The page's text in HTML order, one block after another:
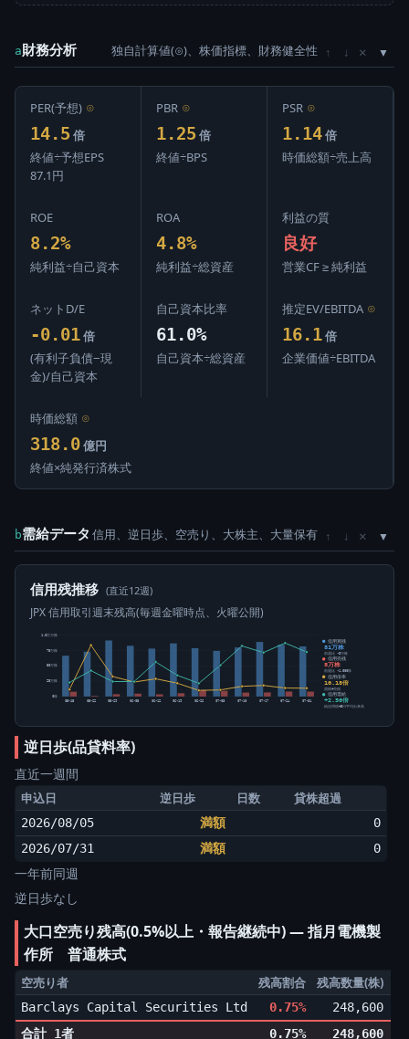
a財務分析 独自計算値(⊙)、株価指標、財務健全性 ↑ ↓ ×
PER(予想) ⊙
14.5 倍
終値÷予想EPS
87.1円
PBR ⊙
1.25 倍
終値÷BPS
PSR ⊙
1.14 倍
時価総額÷売上高
ROE
8.2%
純利益÷自己資本
ROA
4.8%
純利益÷総資産
利益の質
良好
営業CF ≥ 純利益
ネットD/E
-0.01 倍
(有利子負債−現
金)/自己資本
自己資本比率
61.0%
自己資本÷総資産
推定EV/EBITDA ⊙
16.1 倍
企業価値÷EBITDA
時価総額 ⊙
318.0 億円
終値×純発行済株式
b需給データ 信用、逆日歩、空売り、大株主、大量保有 ↑ ↓ ×
信用残推移 (直近12週)
JPX 信用取引週末残高(毎週金曜時点、火曜公開)
0株
25万株
50万株
75万株
1.0百万株
05-15 05-22 05-29 06-05 06-12 06-19 06-26 07-03 07-10 07-17 07-24 07-31
信用買残
81万株
前週比 -3万株
信用売残
8万株
前週比 -1,000株
信用倍率
10.18倍
買残÷売残
信用需給
+2.56倍
純信用残÷5日平均出来高
逆日歩(品貸料率)
直近一週間
申込日 逆日歩 日数 貸株超過
2026/08/05 満額
0
2026/07/31
満額 0
一年前同週
逆日歩なし
大口空売り残高(0.5%以上・報告継続中) ― 指月電機製
作所 普通株式
空売り者 残高割合 残高数量(株)
Barclays Capital Securities Ltd 0.75% 248,600
合計 1者
0.75% 248,600